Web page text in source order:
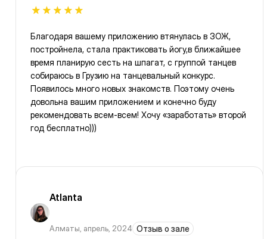
Благодаря вашему приложению втянулась в ЗОЖ,
постройнела, стала практиковать йогу,в ближайшее
время планирую сесть на шпагат, с группой танцев
собираюсь в Грузию на танцевальный конкурс.
Появилось много новых знакомств. Поэтому очень
довольна вашим приложением и конечно буду
рекомендовать всем-всем! Хочу «заработать» второй
год бесплатно)))
Atlanta
Алматы, апрель, 2024 Отзыв о зале